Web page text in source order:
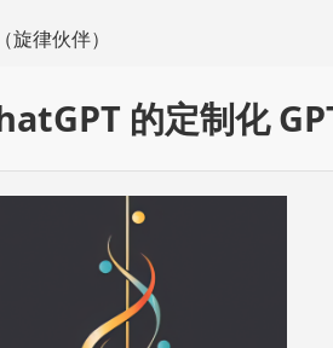
律伙伴）
的定制化